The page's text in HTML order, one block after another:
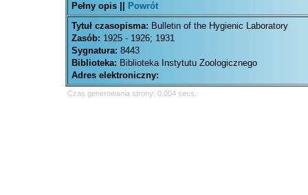
Pełny opis ||
Powrót
Tytuł czasopisma: Bulletin of the Hygienic Laboratory
Zasób: 1925 - 1926; 1931
Sygnatura: 8443
Biblioteka: Biblioteka Instytutu Zoologicznego
Adres elektroniczny:
Czas generowania strony: 0.004 secs.